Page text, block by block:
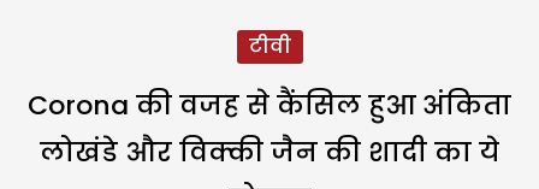
टीवी
Corona की वजह से कैंसिल हुआ अंकिता
लोखंडे और विक्की जैन की शादी का ये